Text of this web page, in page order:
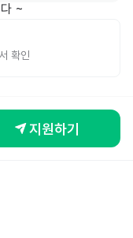
~
확인
지원하기